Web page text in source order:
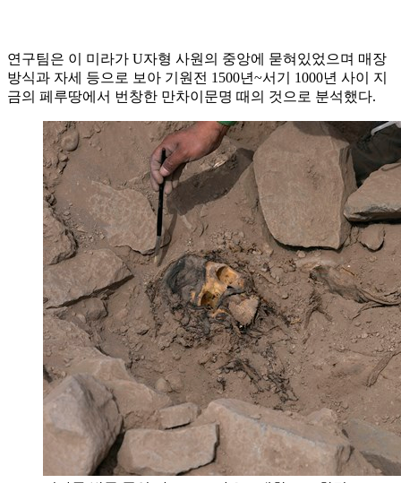
연구팀은 이 미라가 U자형 사원의 중앙에 묻혀있었으며 매장
방식과 자세 등으로 보아 기원전 1500년~서기 1000년 사이 지
금의 페루땅에서 번창한 만차이문명 때의 것으로 분석했다.